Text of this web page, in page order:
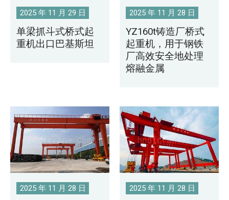
2025 年 11 月 29 日
单梁抓斗式桥式起
重机出口巴基斯坦
2025 年 11 月 28 日
YZ160t铸造厂桥式
起重机，用于钢铁
厂高效安全地处理
熔融金属
2025 年 11 月 28 日 2025 年 11 月 28 日